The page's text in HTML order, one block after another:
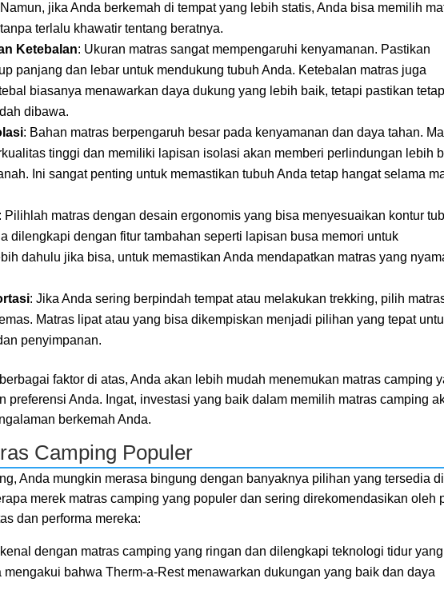
jika Anda berkemah di tempat yang lebih statis, Anda bisa memilih
terlalu khawatir tentang beratnya.
Ketebalan: Ukuran matras sangat mempengaruhi kenyamanan. Pastikan
panjang dan lebar untuk mendukung tubuh Anda. Ketebalan matras juga
biasanya menawarkan daya dukung yang lebih baik, tetapi pastikan
dibawa.
: Bahan matras berpengaruh besar pada kenyamanan dan daya tahan.
tinggi dan memiliki lapisan isolasi akan memberi perlindungan lebih
Ini sangat penting untuk memastikan tubuh Anda tetap hangat selama
: Pilihlah matras dengan desain ergonomis yang bisa menyesuaikan kontur
dilengkapi dengan fitur tambahan seperti lapisan busa memori untuk
dahulu jika bisa, untuk memastikan Anda mendapatkan matras yang
: Jika Anda sering berpindah tempat atau melakukan trekking, pilih
Matras lipat atau yang bisa dikempiskan menjadi pilihan yang tepat
penyimpanan.
faktor di atas, Anda akan lebih mudah menemukan matras camping
preferensi Anda. Ingat, investasi yang baik dalam memilih matras camping
berkemah Anda.
Camping Populer
Anda mungkin merasa bingung dengan banyaknya pilihan yang tersedia di
merek matras camping yang populer dan sering direkomendasikan oleh
dan performa mereka:
dengan matras camping yang ringan dan dilengkapi teknologi tidur yang
bahwa Therm-a-Rest menawarkan dukungan yang baik dan daya